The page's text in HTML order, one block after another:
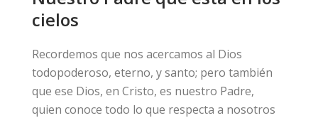
cielos
​Recordemos que nos acercamos al Dios
todopoderoso, eterno, y santo; pero también
que ese Dios, en Cristo, es nuestro Padre,
quien conoce todo lo que respecta a nosotros